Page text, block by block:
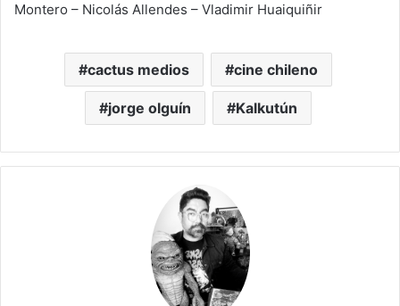
Montero – Nicolás Allendes – Vladimir Huaiquiñir
cactus medios cine chileno
jorge olguín Kalkutún